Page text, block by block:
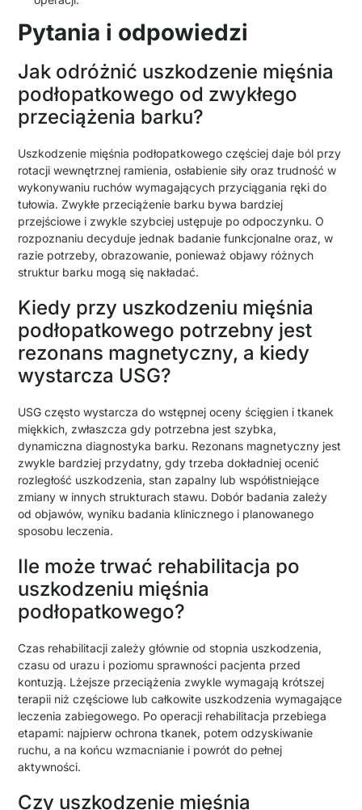
Pytania i odpowiedzi
Jak odróżnić uszkodzenie mięśnia
podłopatkowego od zwykłego
przeciążenia barku?
Uszkodzenie mięśnia podłopatkowego częściej daje ból przy
rotacji wewnętrznej ramienia, osłabienie siły oraz trudność w
wykonywaniu ruchów wymagających przyciągania ręki do
tułowia. Zwykłe przeciążenie barku bywa bardziej
przejściowe i zwykle szybciej ustępuje po odpoczynku. O
rozpoznaniu decyduje jednak badanie funkcjonalne oraz, w
razie potrzeby, obrazowanie, ponieważ objawy różnych
struktur barku mogą się nakładać.
Kiedy przy uszkodzeniu mięśnia
podłopatkowego potrzebny jest
rezonans magnetyczny, a kiedy
wystarcza USG?
USG często wystarcza do wstępnej oceny ścięgien i tkanek
miękkich, zwłaszcza gdy potrzebna jest szybka,
dynamiczna diagnostyka barku. Rezonans magnetyczny jest
zwykle bardziej przydatny, gdy trzeba dokładniej ocenić
rozległość uszkodzenia, stan zapalny lub współistniejące
zmiany w innych strukturach stawu. Dobór badania zależy
od objawów, wyniku badania klinicznego i planowanego
sposobu leczenia.
Ile może trwać rehabilitacja po
uszkodzeniu mięśnia
podłopatkowego?
Czas rehabilitacji zależy głównie od stopnia uszkodzenia,
czasu od urazu i poziomu sprawności pacjenta przed
kontuzją. Lżejsze przeciążenia zwykle wymagają krótszej
terapii niż częściowe lub całkowite uszkodzenia wymagające
leczenia zabiegowego. Po operacji rehabilitacja przebiega
etapami: najpierw ochrona tkanek, potem odzyskiwanie
ruchu, a na końcu wzmacnianie i powrót do pełnej
aktywności.
Czy uszkodzenie mięśnia